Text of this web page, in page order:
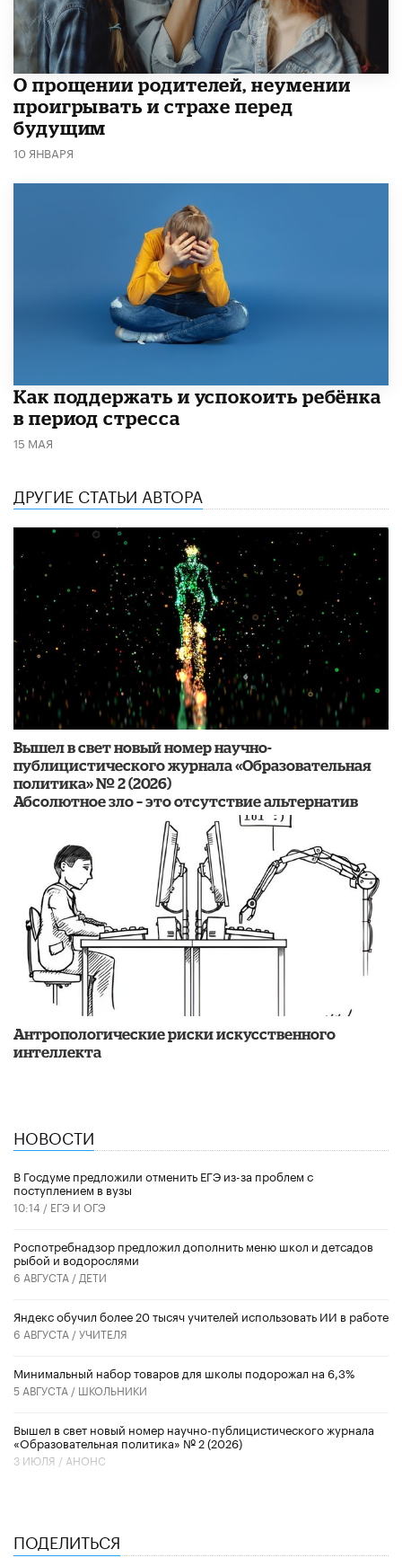
О прощении родителей, неумении
проигрывать и страхе перед
будущим
10 ЯНВАРЯ
​Как поддержать и успокоить ребёнка
в период стресса
15 МАЯ
ДРУГИЕ СТАТЬИ АВТОРА
Вышел в свет новый номер научно-
публицистического журнала «Образовательная
политика» № 2 (2026)
Абсолютное зло – это отсутствие альтернатив
Антропологические риски искусственного
интеллекта
НОВОСТИ
В Госдуме предложили отменить ЕГЭ из-за проблем с
поступлением в вузы
10:14 / ЕГЭ И ОГЭ
Роспотребнадзор предложил дополнить меню школ и детсадов
рыбой и водорослями
6 АВГУСТА / ДЕТИ
​Яндекс обучил более 20 тысяч учителей использовать ИИ в работе
6 АВГУСТА /УЧИТЕЛЯ
Минимальный набор товаров для школы подорожал на 6,3%
5 АВГУСТА / ШКОЛЬНИКИ
Вышел в свет новый номер научно-публицистического журнала
«Образовательная политика» № 2 (2026)
3 ИЮЛЯ / АНОНС
ПОДЕЛИТЬСЯ